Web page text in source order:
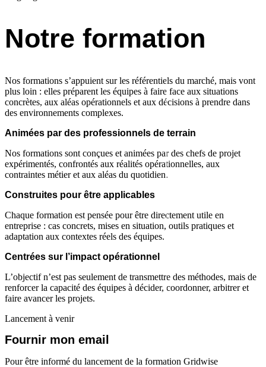
Notre formation
Nos formations s’appuient sur les référentiels du marché, mais vont
plus loin : elles préparent les équipes à faire face aux situations
concrètes, aux aléas opérationnels et aux décisions à prendre dans
des environnements complexes.
Animées par des professionnels de terrain
Nos formations sont conçues et animées par des chefs de projet
expérimentés, confrontés aux réalités opérationnelles, aux
contraintes métier et aux aléas du quotidien.
Construites pour être applicables
Chaque formation est pensée pour être directement utile en
entreprise : cas concrets, mises en situation, outils pratiques et
adaptation aux contextes réels des équipes.
Centrées sur l’impact opérationnel
L’objectif n’est pas seulement de transmettre des méthodes, mais de
renforcer la capacité des équipes à décider, coordonner, arbitrer et
faire avancer les projets.
Lancement à venir
Fournir mon email
Pour être informé du lancement de la formation Gridwise